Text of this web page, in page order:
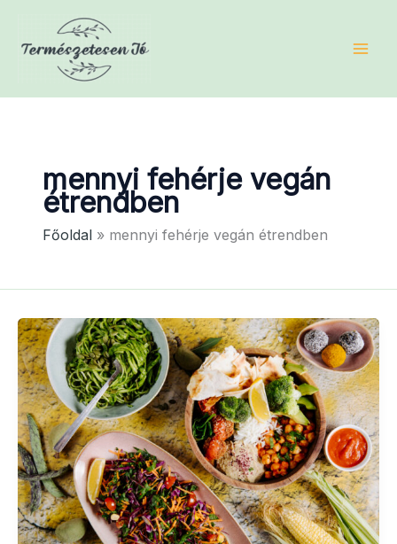
content
mennyi fehérje vegán
étrendben
Főoldal mennyi fehérje vegán étrendben